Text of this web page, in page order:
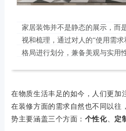
家居装饰并不是静态的展示，而
视和梳理，通过对人的“使用需
格局进行划分，兼备美观与实用性
在物质生活丰足的如今，人们更加
在装修方面的需求自然也不同以往
势主要涵盖三个方面： 个性化、 定